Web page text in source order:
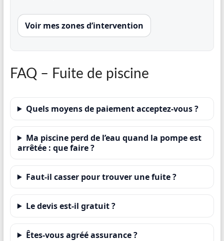
Voir mes zones d’intervention
FAQ – Fuite de piscine
Quels moyens de paiement acceptez-vous ?
Ma piscine perd de l’eau quand la pompe est
arrêtée : que faire ?
Faut-il casser pour trouver une fuite ?
Le devis est-il gratuit ?
Êtes-vous agréé assurance ?